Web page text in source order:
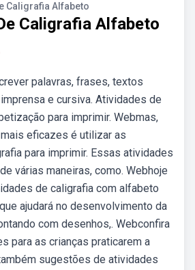
Caligrafia Alfabeto
Caligrafia Alfabeto
palavras, frases, textos
e cursiva. Atividades de
para imprimir. Webmas,
eficazes é utilizar as
para imprimir. Essas atividades
várias maneiras, como. Webhoje
de caligrafia com alfabeto
ajudará no desenvolvimento da
com desenhos,. Webconfira
para as crianças praticarem a
sugestões de atividades